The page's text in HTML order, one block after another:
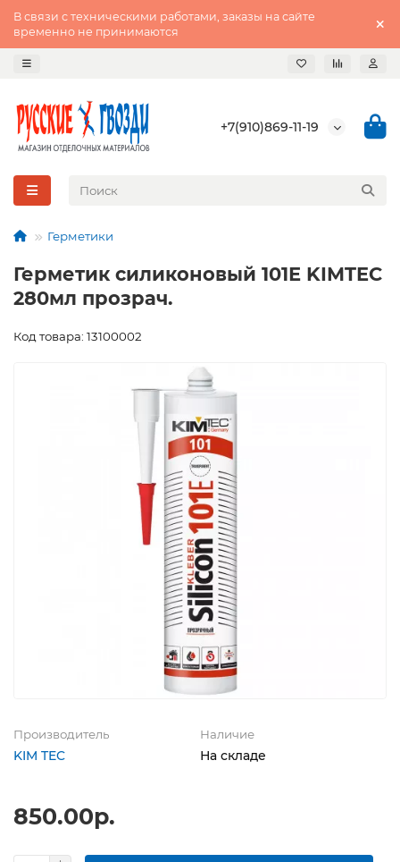
В связи с техническими работами, заказы на сайте
временно не принимаются
+7(910)869-11-19
Герметики
Герметик силиконовый 101Е KIMTEC
280мл прозрач.
Код товара: 13100002
Производитель
KIM TEC
Наличие
На складе
850.00р.